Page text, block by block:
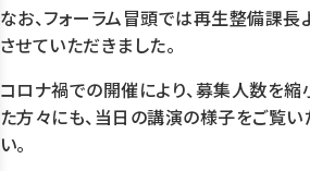
なお、フォーラム冒頭では再生整備課
させていただきました。
コロナ禍での開催により、募集人数を
た方々にも、当日の講演の様子をご覧い
い。